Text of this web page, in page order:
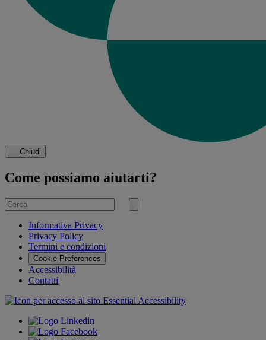
Chiudi
Come possiamo aiutarti?
Cerca
per
Invia
Informativa Privacy
Privacy Policy
Termini e condizioni
Cookie Preferences
Accessibilità
Contatti